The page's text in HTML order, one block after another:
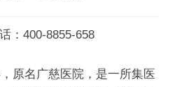
：400-8855-658
名广慈医院，是一所集医